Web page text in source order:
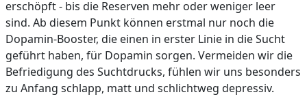
erschöpft - bis die Reserven mehr oder weniger leer
sind. Ab diesem Punkt können erstmal nur noch die
Dopamin-Booster, die einen in erster Linie in die Sucht
geführt haben, für Dopamin sorgen. Vermeiden wir die
Befriedigung des Suchtdrucks, fühlen wir uns besonders
zu Anfang schlapp, matt und schlichtweg depressiv.